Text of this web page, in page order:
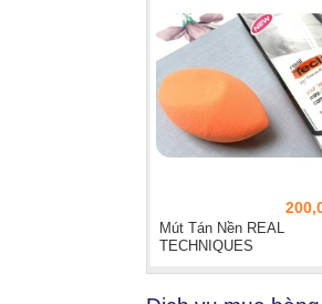
Mút Tán Nền REAL
TECHNIQUES